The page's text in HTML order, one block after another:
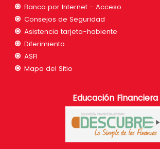
Banca por Internet - Acceso
Consejos de Seguridad
Asistencia tarjeta-habiente
Diferimiento
ASFI
Mapa del Sitio
Educación Financiera